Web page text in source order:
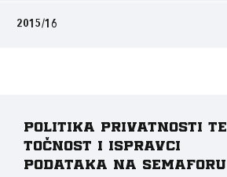
2015/16
Politika privatnosti te
točnost i ispravci
podataka na Semaforu